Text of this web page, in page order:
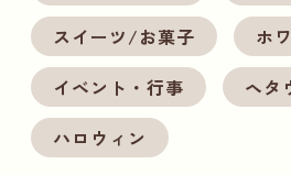
スイーツ/お菓子
ホ
イベント・行事
ヘタ
ハロウィン